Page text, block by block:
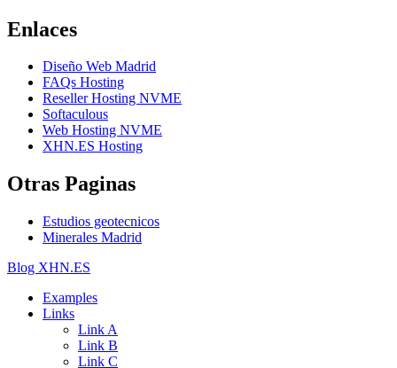
Enlaces
Diseño Web Madrid
FAQs Hosting
Reseller Hosting NVME
Softaculous
Web Hosting NVME
XHN.ES Hosting
Otras Paginas
Estudios geotecnicos
Minerales Madrid
Blog XHN.ES
Examples
Links
Link A
Link B
Link C